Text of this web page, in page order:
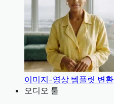
이미지-영상 템플릿 변환
오디오 툴